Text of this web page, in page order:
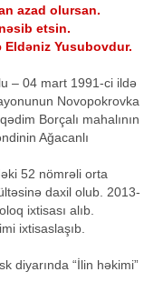
azad olursan.
etsin.
Yusubovdur.
– 04 mart 1991-ci ildə
Novopokrovka
Borçalı mahalının
Ağacanlı
52 nömrəli orta
daxil olub. 2013-
ixtisası alıb.
ixtisaslaşıb.
diyarında “İlin həkimi”